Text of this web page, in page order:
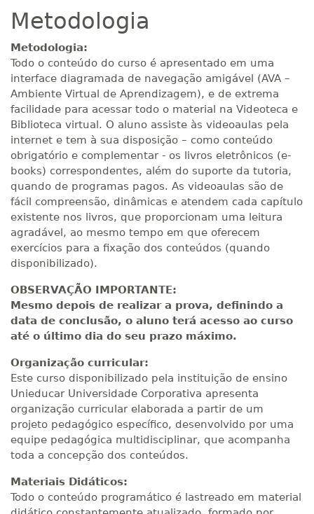
Metodologia
Metodologia:
Todo o conteúdo do curso é apresentado em uma
interface diagramada de navegação amigável (AVA –
Ambiente Virtual de Aprendizagem), e de extrema
facilidade para acessar todo o material na Videoteca e
Biblioteca virtual. O aluno assiste às videoaulas pela
internet e tem à sua disposição – como conteúdo
obrigatório e complementar - os livros eletrônicos (e-
books) correspondentes, além do suporte da tutoria,
quando de programas pagos. As videoaulas são de
fácil compreensão, dinâmicas e atendem cada capítulo
existente nos livros, que proporcionam uma leitura
agradável, ao mesmo tempo em que oferecem
exercícios para a fixação dos conteúdos (quando
disponibilizado).
OBSERVAÇÃO IMPORTANTE:
Mesmo depois de realizar a prova, definindo a
data de conclusão, o aluno terá acesso ao curso
até o último dia do seu prazo máximo.
Organização curricular:
Este curso disponibilizado pela instituição de ensino
Unieducar Universidade Corporativa apresenta
organização curricular elaborada a partir de um
projeto pedagógico específico, desenvolvido por uma
equipe pedagógica multidisciplinar, que acompanha
toda a concepção dos conteúdos.
Materiais Didáticos:
Todo o conteúdo programático é lastreado em material